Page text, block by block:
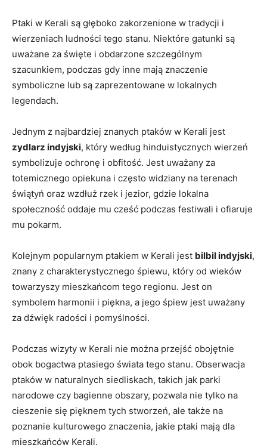
Ptaki w Kerali są głęboko zakorzenione w tradycji i
wierzeniach ludności tego stanu. Niektóre gatunki są
uważane za święte i obdarzone szczególnym
szacunkiem, podczas gdy inne mają znaczenie
symboliczne lub są zaprezentowane w lokalnych
legendach.
Jednym z najbardziej znanych ptaków w Kerali jest
zydlarz indyjski, który według hinduistycznych wierzeń
symbolizuje ochronę i obfitość. Jest uważany za
totemicznego opiekuna i często widziany na terenach
świątyń oraz wzdłuż rzek i jezior, gdzie lokalna
społeczność oddaje mu cześć podczas festiwali i ofiaruje
mu pokarm.
Kolejnym popularnym ptakiem w Kerali jest bilbil indyjski,
znany z charakterystycznego śpiewu, który od wieków
towarzyszy mieszkańcom tego regionu. Jest on
symbolem harmonii i piękna, a jego śpiew jest uważany
za dźwięk radości i pomyślności.
Podczas wizyty w Kerali nie można przejść obojętnie
obok bogactwa ptasiego świata tego stanu. Obserwacja
ptaków w naturalnych siedliskach, takich jak parki
narodowe czy bagienne obszary, pozwala nie tylko na
cieszenie się pięknem tych stworzeń, ale także na
poznanie kulturowego znaczenia, jakie ptaki mają dla
mieszkańców Kerali.